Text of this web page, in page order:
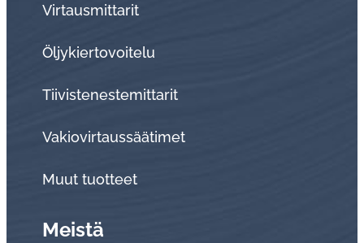
Virtausmittarit
Öljykiertovoitelu
Tiivistenestemittarit
Vakiovirtaussäätimet
Muut tuotteet
Meistä